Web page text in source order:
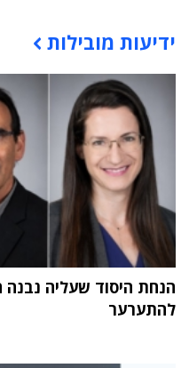
תוכן פרסומי
ידיעות מובילות
הנחת היסוד שעליה נבנה
להתערער